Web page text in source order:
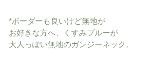
*ボーダーも良いけど無地が
お好きな方へ、くすみブルーが
大人っぽい無地のガンジーネック。